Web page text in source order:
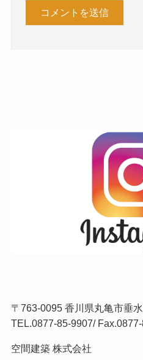
〒763-0095 香川県丸亀市垂
TEL.0877-85-9907/
空間建築 株式会社